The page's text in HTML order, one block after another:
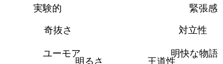
緊張感
対立性
明快な物語
王道性
明るさ
ユーモア
奇抜さ
実験的